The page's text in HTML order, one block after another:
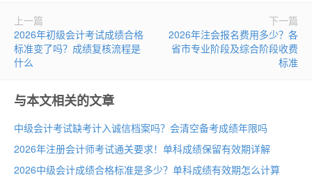
上一篇
2026年初级会计考试成绩合格
标准变了吗？成绩复核流程是
什么
下一篇
2026年注会报名费用多少？各
省市专业阶段及综合阶段收费
标准
与本文相关的文章
中级会计考试缺考计入诚信档案吗？会清空备考成绩年限吗
2026年注册会计师考试通关要求！单科成绩保留有效期详解
2026中级会计成绩合格标准是多少？单科成绩有效期怎么计算